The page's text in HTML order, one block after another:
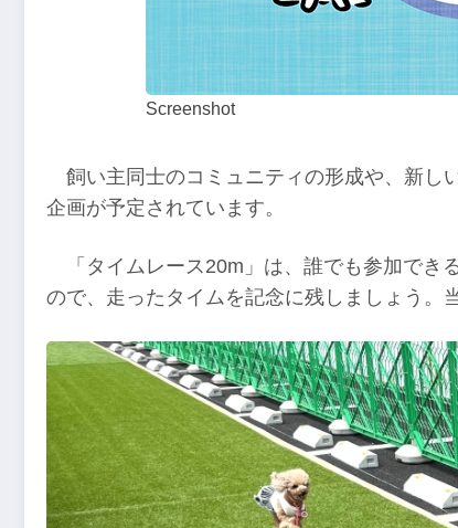
Screenshot
飼い主同士のコミュニティの形成や、新し
企画が予定されています。
「タイムレース20m」は、誰でも参加で
ので、走ったタイムを記念に残しましょう。